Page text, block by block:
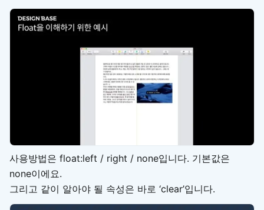
사용방법은 float:left / right / none입니다. 기본값은
none이에요.
그리고 같이 알아야 될 속성은 바로 ‘clear’입니다.